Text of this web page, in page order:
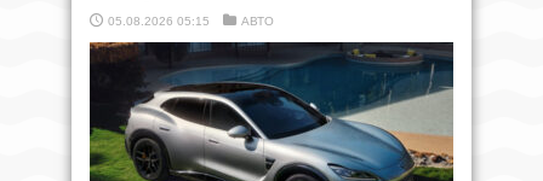
05.08.2026 05:15 АВТО